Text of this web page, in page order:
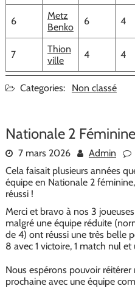
6
Metz
Benko
6 4
7
Thion
ville
4 4
Categories: Non classé
Nationale 2
7 mars 2026 Admin
Cela faisait plusieurs années
équipe en Nationale 2
réussi !
Merci et bravo à nos 3
malgré une équipe réduite
de 4) ont réussi une très belle
8 avec 1 victoire, 1 match nul et
Nous espérons pouvoir
prochaine avec une équipe